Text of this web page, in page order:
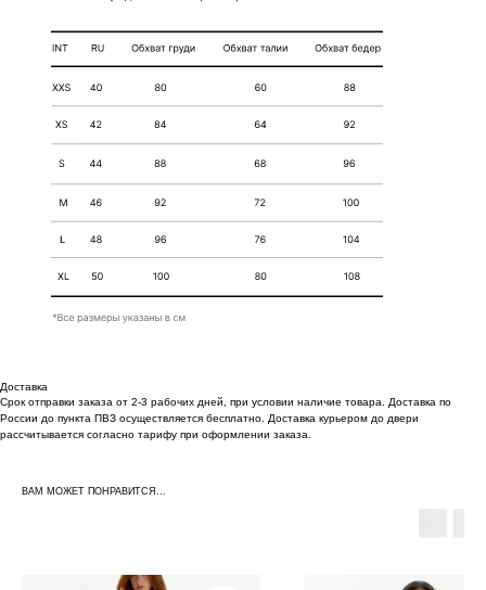
Доставка
Срок отправки заказа от 2-3 рабочих дней, при условии наличие товара. Доставка по
России до пункта ПВЗ осуществляется бесплатно. Доставка курьером до двери
рассчитывается согласно тарифу при оформлении заказа.
ВАМ МОЖЕТ ПОНРАВИТСЯ...